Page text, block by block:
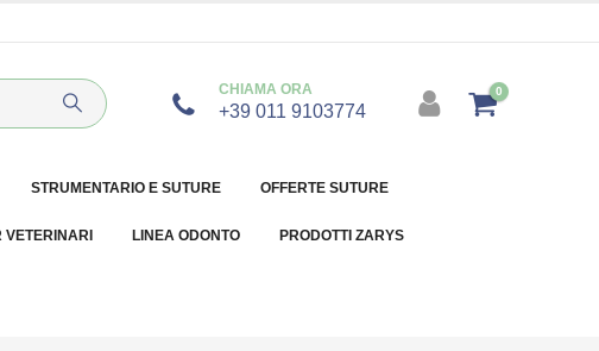
CHIAMA ORA
+39 011 9103774
0
STRUMENTARIO E SUTURE OFFERTE SUTURE
VETERINARI LINEA ODONTO PRODOTTI ZARYS